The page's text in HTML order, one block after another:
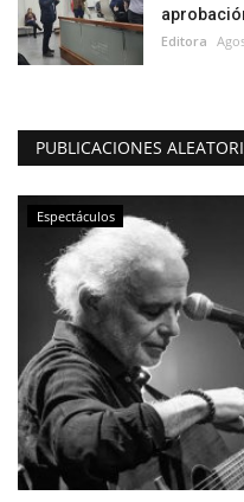
Editora
PUBLICACIONES
Espectáculos